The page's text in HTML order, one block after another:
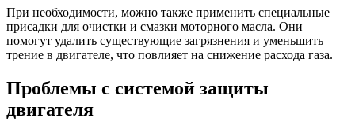
При необходимости, можно также применить специальные
присадки для очистки и смазки моторного масла. Они
помогут удалить существующие загрязнения и уменьшить
трение в двигателе, что повлияет на снижение расхода газа.
Проблемы с системой защиты
двигателя